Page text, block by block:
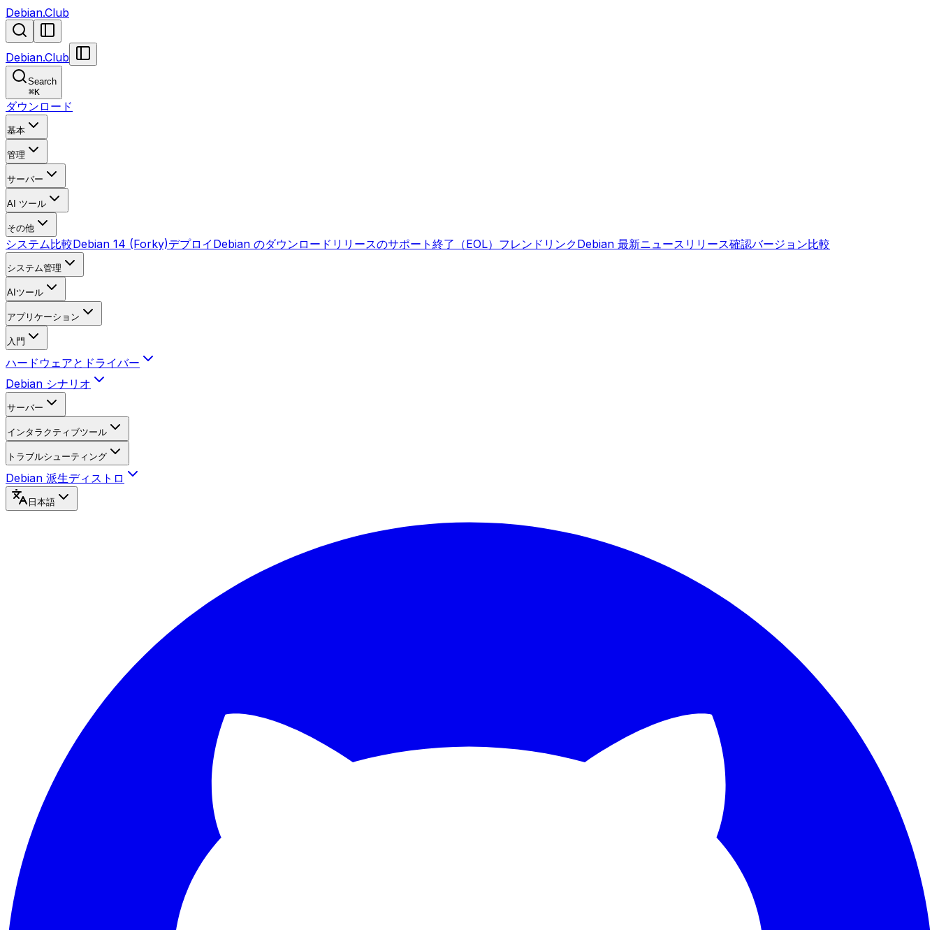
Debian.Club
Debian.Club
Search
⌘K
ダウンロード
基本
管理
サーバー
AI ツール
その他
システム比較Debian 14 (Forky)デプロイ Debian のダウンロード リリースのサポート終了（EOL） フレンドリンクDebian 最新ニュース リリース確認バージョン比較
システム管理
AIツール
アプリケーション
入門
ハードウェアとドライバー
Debian シナリオ
サーバー
インタラクティブツール
トラブルシューティング
Debian 派生ディストロ
日本語